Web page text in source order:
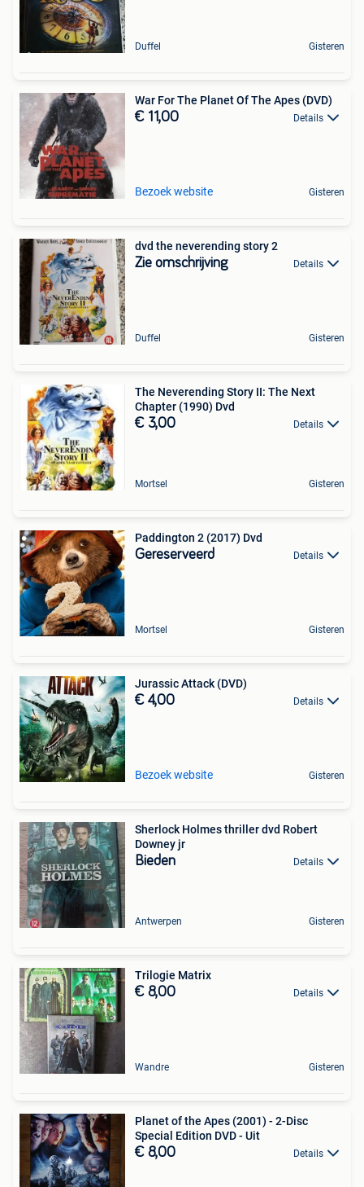
Duffel Gisteren
War For The Planet Of The Apes (DVD)
€ 11,00 Details
Bezoek website Gisteren
dvd the neverending story 2
Zie omschrijving Details
Duffel Gisteren
The Neverending Story II: The Next
Chapter (1990) Dvd
€ 3,00 Details
Mortsel Gisteren
Paddington 2 (2017) Dvd
Gereserveerd Details
Mortsel Gisteren
Jurassic Attack (DVD)
€ 4,00 Details
Bezoek website Gisteren
Sherlock Holmes thriller dvd Robert
Downey jr
Bieden Details
Antwerpen Gisteren
Trilogie Matrix
€ 8,00 Details
Wandre Gisteren
Planet of the Apes (2001) - 2-Disc
Special Edition DVD - Uit
€ 8,00 Details